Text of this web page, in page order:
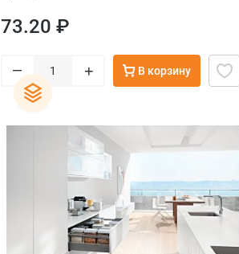
73.20 ₽
– + В корзину